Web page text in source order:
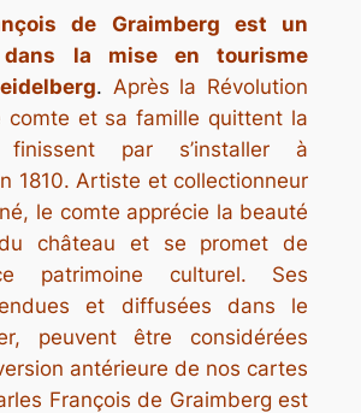
de Graimberg est un
la mise en tourisme
. Après la Révolution
comte et sa famille quittent la
par s’installer à
1810. Artiste et collectionneur
le comte apprécie la beauté
château et se promet de
patrimoine culturel. Ses
et diffusées dans le
peuvent être considérées
antérieure de nos cartes
François de Graimberg est